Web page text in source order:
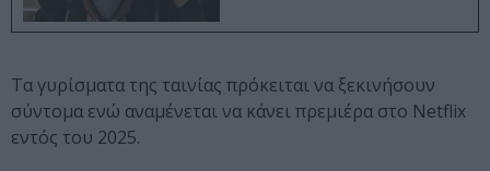
Τα γυρίσματα της ταινίας πρόκειται να ξεκινήσουν
σύντομα ενώ αναμένεται να κάνει πρεμιέρα στο Netflix
εντός του 2025.